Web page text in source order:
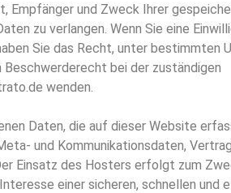
Empfänger und Zweck Ihrer
zu verlangen. Wenn Sie eine
Sie das Recht, unter bestimmten
Beschwerderecht bei der zuständigen
wenden.
Daten, die auf dieser Website
und Kommunikationsdaten,
Einsatz des Hosters erfolgt zum
einer sicheren, schnellen und